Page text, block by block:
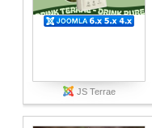
JS Terrae